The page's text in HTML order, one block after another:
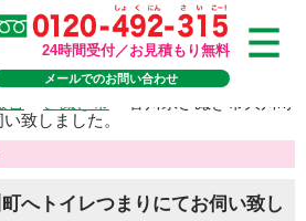
24時間受付／お見積もり無料
メールでのお問い合わせ
致しました。
へトイレつまりにてお伺い致し